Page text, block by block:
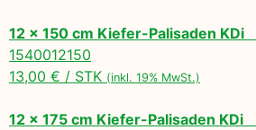
12 x 150 cm Kiefer-Palisaden KDi
1540012150
13,00 € / STK (inkl. 19% MwSt.)
12 x 175 cm Kiefer-Palisaden KDi